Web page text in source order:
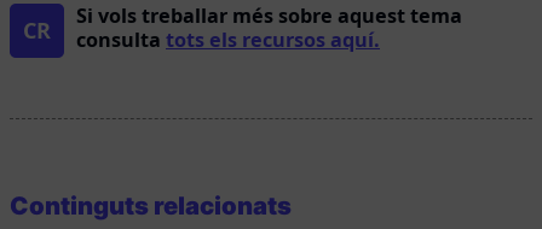
CR
Si vols treballar més sobre aquest tema
consulta tots els recursos aquí.
Continguts relacionats